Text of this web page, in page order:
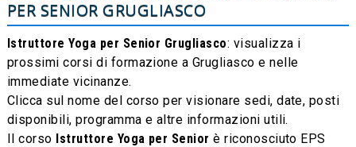
PER SENIOR GRUGLIASCO
Istruttore Yoga per Senior Grugliasco: visualizza i
prossimi corsi di formazione a Grugliasco e nelle
immediate vicinanze.
Clicca sul nome del corso per visionare sedi, date, posti
disponibili, programma e altre informazioni utili.
Il corso Istruttore Yoga per Senior è riconosciuto EPS